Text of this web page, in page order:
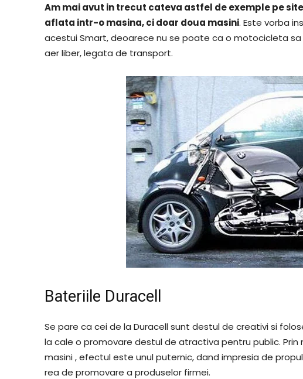
Am mai avut in trecut cateva astfel de exemple pe
aflata intr-o masina, ci doar doua masini. Este vorba
acestui Smart, deoarece nu se poate ca o motocicleta sa
aer liber, legata de transport.
Bateriile Duracell
Se pare ca cei de la Duracell sunt destul de creativi si
la cale o promovare destul de atractiva pentru public.
masini , efectul este unul puternic, dand impresia de
rea de promovare a produselor firmei.